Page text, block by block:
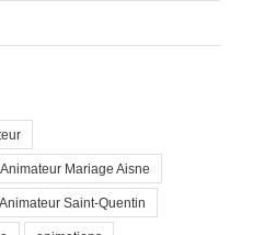
Animateur Mariage Aisne
Animateur Saint-Quentin